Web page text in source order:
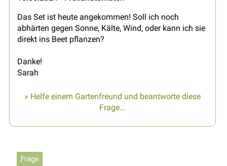
Das Set ist heute angekommen! Soll ich noch
abhärten gegen Sonne, Kälte, Wind, oder kann ich sie
direkt ins Beet pflanzen?
Danke!
Sarah
» Helfe einem Gartenfreund und beantworte diese
Frage...
Frage